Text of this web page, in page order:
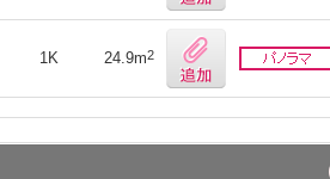
1K 24.9m2